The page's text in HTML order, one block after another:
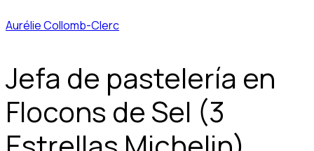
Aurélie Collomb-Clerc
Jefa de pastelería en
Flocons de Sel (3